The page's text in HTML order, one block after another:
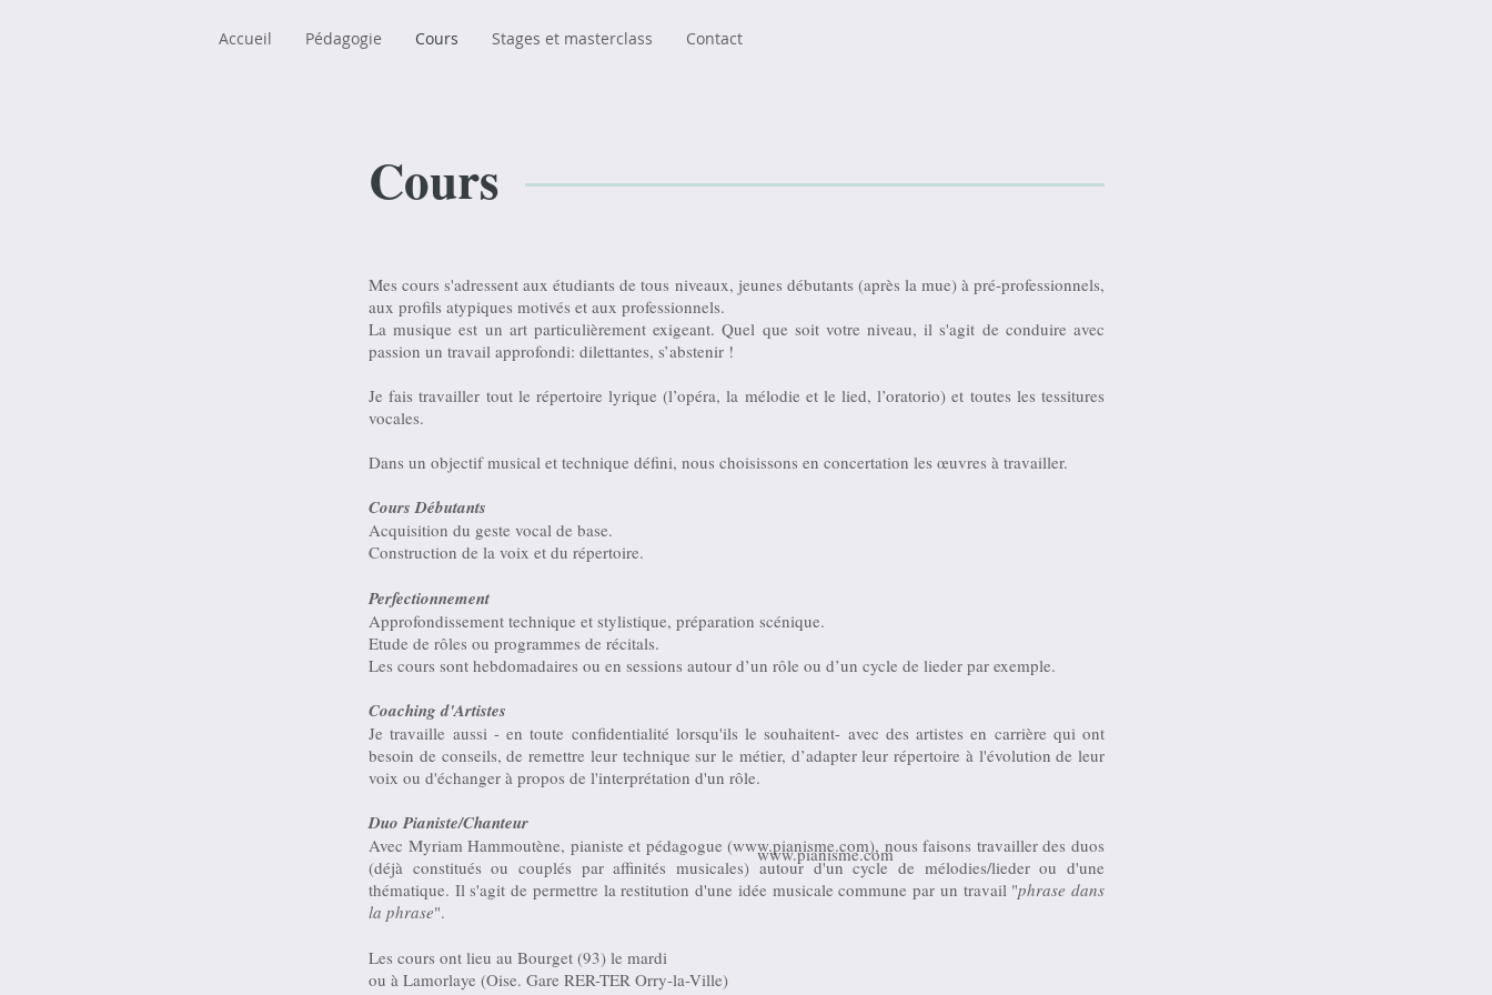
Accueil Pédagogie Cours Stages et masterclass Contact
Mes cours s'adressent aux étudiants de tous niveaux, jeunes débutants (après la mue) à pré-professionnels,
aux profils atypiques motivés et aux professionnels.
La musique est un art particulièrement exigeant. Quel que soit votre niveau, il s'agit de conduire avec
passion un travail approfondi: dilettantes, s’abstenir !
Je fais travailler tout le répertoire lyrique (l’opéra, la mélodie et le lied, l’oratorio) et toutes les tessitures
vocales.
Dans un objectif musical et technique défini, nous choisissons en concertation les œuvres à travailler.
Cours Débutants
Acquisition du geste vocal de base.
Construction de la voix et du répertoire.
Perfectionnement
Approfondissement technique et stylistique, préparation scénique.
Etude de rôles ou programmes de récitals.
Les cours sont hebdomadaires ou en sessions autour d’un rôle ou d’un cycle de lieder par exemple.
Coaching d'Artistes
Je travaille aussi - en toute confidentialité lorsqu'ils le souhaitent- avec des artistes en carrière qui ont
besoin de conseils, de remettre leur technique sur le métier, d’adapter leur répertoire à l'évolution de leur
voix ou d'échanger à propos de l'interprétation d'un rôle.
Duo Pianiste/Chanteur
Avec Myriam Hammoutène, pianiste et pédagogue (www.pianisme.com), nous faisons travailler des duos
(déjà constitués ou couplés par affinités musicales) autour d'un cycle de mélodies/lieder ou d'une
thématique. Il s'agit de permettre la restitution d'une idée musicale commune par un travail "phrase dans
la phrase".
Les cours ont lieu au Bourget (93) le mardi
ou à Lamorlaye (Oise. Gare RER-TER Orry-la-Ville)
Cours
www.pianisme.com